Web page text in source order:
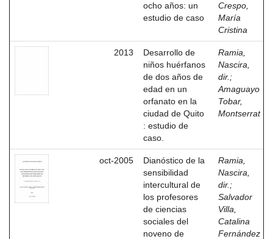
ocho años: un
estudio de caso
Crespo,
María
Cristina
2013
Desarrollo de
niños huérfanos
de dos años de
edad en un
orfanato en la
ciudad de Quito
: estudio de
caso.
Ramia,
Nascira,
dir. ;
Amaguayo
Tobar,
Montserrat
oct-2005
Dianóstico de la
sensibilidad
intercultural de
los profesores
de ciencias
sociales del
noveno de
Ramia,
Nascira,
dir. ;
Salvador
Villa,
Catalina
Fernández